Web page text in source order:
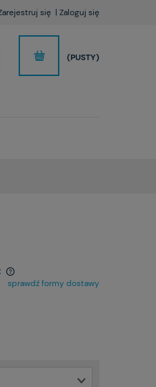
się Zaloguj się
(PUSTY)
sprawdź formy dostawy